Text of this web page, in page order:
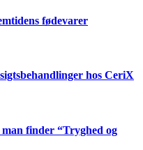
fødevarer
hos CeriX
finder “Tryghed og